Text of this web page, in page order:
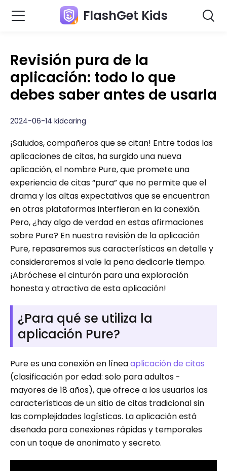
FlashGet Kids
Revisión pura de la
aplicación: todo lo que
debes saber antes de usarla
2024-06-14 kidcaring
¡Saludos, compañeros que se citan! Entre todas las
aplicaciones de citas, ha surgido una nueva
aplicación, el nombre Pure, que promete una
experiencia de citas “pura” que no permite que el
drama y las altas expectativas que se encuentran
en otras plataformas interfieran en la conexión.
Pero, ¿hay algo de verdad en estas afirmaciones
sobre Pure? En nuestra revisión de la aplicación
Pure, repasaremos sus características en detalle y
consideraremos si vale la pena dedicarle tiempo.
¡Abróchese el cinturón para una exploración
honesta y atractiva de esta aplicación!
¿Para qué se utiliza la
aplicación Pure?
Pure es una conexión en líneaaplicación de citas
(clasificación por edad: solo para adultos -
mayores de 18 años), que ofrece a los usuarios las
características de un sitio de citas tradicional sin
las complejidades logísticas. La aplicación está
diseñada para conexiones rápidas y temporales
con un toque de anonimato y secreto.